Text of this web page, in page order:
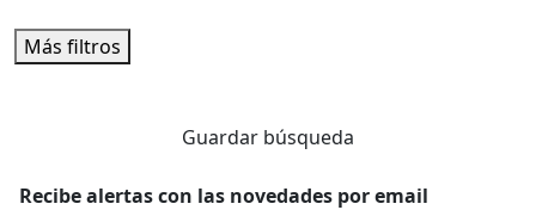
Más filtros
Guardar búsqueda
Recibe alertas con las novedades por email